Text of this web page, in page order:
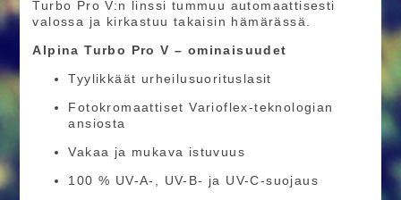
Turbo Pro V:n linssi tummuu automaattisesti
valossa ja kirkastuu takaisin hämärässä.
Alpina Turbo Pro V – ominaisuudet
Tyylikkäät urheilusuorituslasit
Fotokromaattiset Varioflex-teknologian
ansiosta
Vakaa ja mukava istuvuus
100 % UV-A-, UV-B- ja UV-C-suojaus